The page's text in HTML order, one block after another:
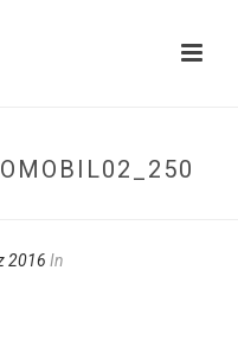
2016 In